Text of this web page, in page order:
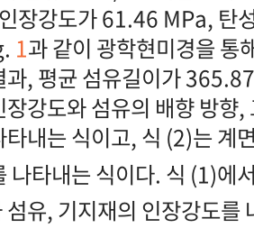
장강도가 61.46 MPa, 탄
1과 같이 광학현미경을 통
과, 평균 섬유길이가
강도와 섬유의 배향 방향
내는 식이고, 식 (2)는 계
나타내는 식이다. 식 (1)에
유, 기지재의 인장강도를